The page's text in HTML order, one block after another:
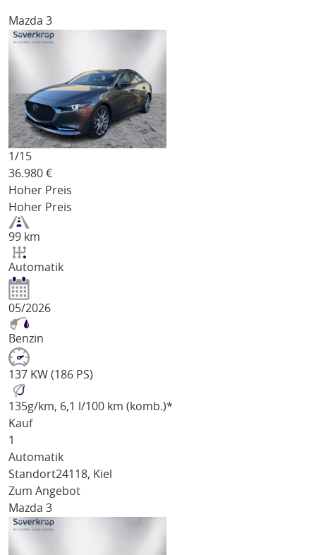
Mazda 3
1/15
36.980 €
Hoher Preis
Hoher Preis
99 km
Automatik
05/2026
Benzin
137 KW (186 PS)
135g/km, 6,1 l/100 km (komb.)*
Kauf
1
Automatik
Standort24118, Kiel
Zum Angebot
Mazda 3